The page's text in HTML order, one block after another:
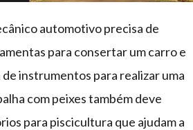
automotivo precisa de
para consertar um carro e
instrumentos para realizar uma
com peixes também deve
para piscicultura que ajudam a